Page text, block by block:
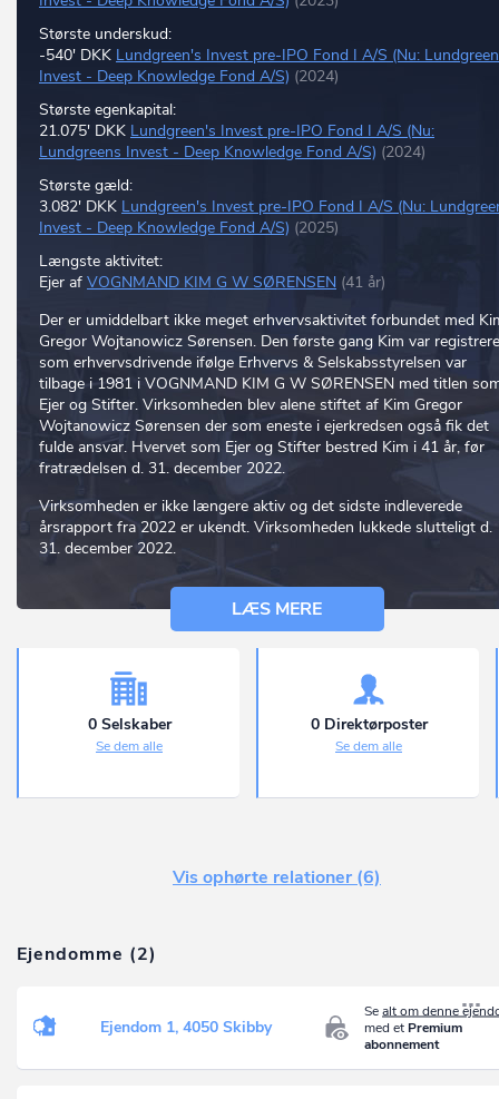
Største underskud:
-540' DKK Lundgreen's Invest pre-IPO Fond I A/S (Nu:
Invest - Deep Knowledge Fond A/S) (2024)
Største egenkapital:
21.075' DKK Lundgreen's Invest pre-IPO Fond I A/S (Nu:
Lundgreens Invest - Deep Knowledge Fond A/S) (2024)
Største gæld:
3.082' DKK Lundgreen's Invest pre-IPO Fond I A/S (Nu:
Invest - Deep Knowledge Fond A/S) (2025)
Længste aktivitet:
Ejer af VOGNMAND KIM G W SØRENSEN (41 år)
Der er umiddelbart ikke meget erhvervsaktivitet forbundet med
Gregor Wojtanowicz Sørensen. Den første gang Kim var
som erhvervsdrivende ifølge Erhvervs & Selskabsstyrelsen var
tilbage i 1981 i VOGNMAND KIM G W SØRENSEN med titlen
Ejer og Stifter. Virksomheden blev alene stiftet af Kim Gregor
Wojtanowicz Sørensen der som eneste i ejerkredsen også fik det
fulde ansvar. Hvervet som Ejer og Stifter bestred Kim i 41 år, før
fratrædelsen d. 31. december 2022.
Virksomheden er ikke længere aktiv og det sidste indleverede
årsrapport fra 2022 er ukendt. Virksomheden lukkede slutteligt d.
31. december 2022.
LÆS MERE
0 Selskaber
Se dem alle
0 Direktørposter
Se dem alle
Vis ophørte relationer (6)
Ejendomme (2)
Sealt om denne
med et Premium
abonnement
Ejendom 1, 4050 Skibby